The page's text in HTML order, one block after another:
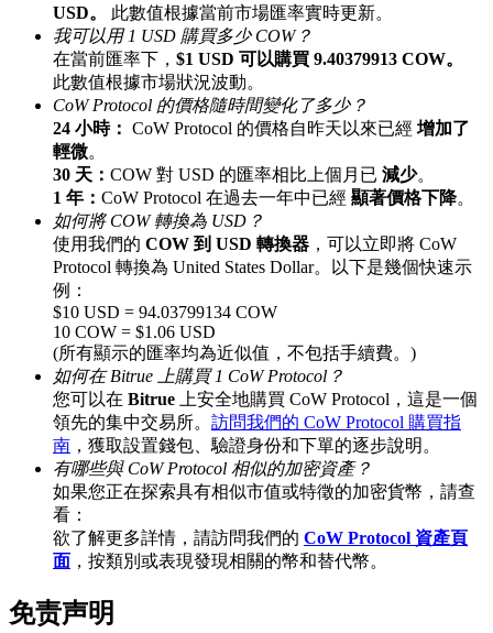
邀请好友
邀請朋友獲得現金獎勵
BTC 專享獎勵
BTC 專享獎勵
充值並交易BTC瓜分 25,000 USDT 獎池！
充值CASHCAT & 赢取
USD。
此數值根據當前市場匯率實時更新。
我可以用 1 USD 購買多少 COW？
在當前匯率下， $1 USD 可以購買 9.40379913 COW。
此數值根據市場狀況波動。
CoW Protocol 的價格隨時間變化了多少？
24 小時： CoW Protocol 的價格自昨天以來已經 增加了
輕微。
30 天： COW 對 USD 的匯率相比上個月已 減少。
1 年： CoW Protocol 在過去一年中已經 顯著價格下降。
如何將 COW 轉換為 USD？
使用我們的 COW 到 USD 轉換器 ，可以立即將 CoW
Protocol 轉換為 United States Dollar。以下是幾個快速示
例：
$10 USD = 94.03799134 COW
10 COW = $1.06 USD
(所有顯示的匯率均為近似值，不包括手續費。)
如何在 Bitrue 上購買 1 CoW Protocol？
您可以在 Bitrue 上安全地購買 CoW Protocol，這是一個
領先的集中交易所。 訪問我們的 CoW Protocol 購買指
南 ，獲取設置錢包、驗證身份和下單的逐步說明。
有哪些與 CoW Protocol 相似的加密資產？
如果您正在探索具有相似市值或特徵的加密貨幣，請查
看：
欲了解更多詳情，請訪問我們的 CoW Protocol 資產頁
面 ，按類別或表現發現相關的幣和替代幣。
免责声明